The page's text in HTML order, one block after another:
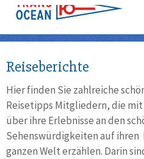
Reiseberichte
Hier finden Sie zahlreiche
Reisetipps Mitgliedern, die
über ihre Erlebnisse an den
Sehenswürdigkeiten auf ihren
ganzen Welt erzählen. Darin